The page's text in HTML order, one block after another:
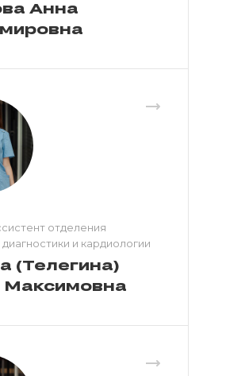
Анна
отделения
и кардиологии
(Телегина)
Максимовна